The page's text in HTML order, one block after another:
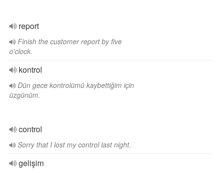
report
Finish the customer report by five
o'clock.
kontrol
Dün gece kontrolümü kaybettiğim için
üzgünüm.
control
Sorry that I lost my control last night.
gelişim